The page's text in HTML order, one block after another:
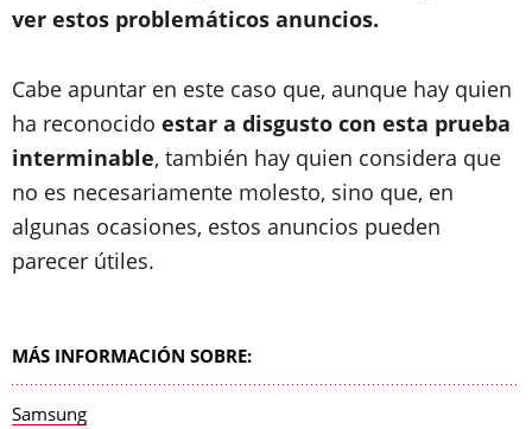
ver estos problemáticos anuncios.
Cabe apuntar en este caso que, aunque hay quien
ha reconocido estar a disgusto con esta prueba
interminable, también hay quien considera que
no es necesariamente molesto, sino que, en
algunas ocasiones, estos anuncios pueden
parecer útiles.
MÁS INFORMACIÓN SOBRE:
Samsung